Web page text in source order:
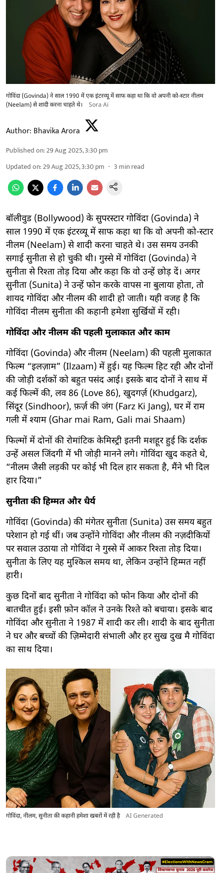
गोविंदा (Govinda) ने साल 1990 में एक इंटरव्यू में साफ कहा था कि वो अपनी को-स्टार नीलम
(Neelam) से शादी करना चाहते थे।
Sora Ai
Author: Bhavika Arora
Published on:29 Aug 2025, 3:30 pm
Updated on:29 Aug 2025, 3:30 pm 3 min read
बॉलीवुड (Bollywood) के सुपरस्टार गोविंदा (Govinda) ने
साल 1990 में एक इंटरव्यू में साफ कहा था कि वो अपनी को-स्टार
नीलम (Neelam) से शादी करना चाहते थे। उस समय उनकी
सगाई सुनीता से हो चुकी थी। गुस्से में गोविंदा (Govinda) ने
सुनीता से रिश्ता तोड़ दिया और कहा कि वो उन्हें छोड़ दें। अगर
सुनीता (Sunita) ने उन्हें फोन करके वापस ना बुलाया होता, तो
शायद गोविंदा और नीलम की शादी हो जाती। यही वजह है कि
गोविंदा नीलम सुनीता की कहानी हमेशा सुर्खियों में रही।
गोविंदा और नीलम की पहली मुलाकात और काम
गोविंदा (Govinda) और नीलम (Neelam) की पहली मुलाकात
फिल्म “इलज़ाम” (Ilzaam) में हुई। यह फिल्म हिट रही और दोनों
की जोड़ी दर्शकों को बहुत पसंद आई। इसके बाद दोनों ने साथ में
कई फिल्में की, लव 86 (Love 86), खुदगर्ज़ (Khudgarz),
सिंदूर (Sindhoor), फ़र्ज़ की जंग (Farz Ki Jang), घर में राम
गली में श्याम (Ghar mai Ram, Gali mai Shaam)
फिल्मों में दोनों की रोमांटिक केमिस्ट्री इतनी मशहूर हुई कि दर्शक
उन्हें असल जिंदगी में भी जोड़ी मानने लगे। गोविंदा खुद कहते थे,
“नीलम जैसी लड़की पर कोई भी दिल हार सकता है, मैंने भी दिल
हार दिया।”
सुनीता की हिम्मत और धैर्य
गोविंदा (Govinda) की मंगेतर सुनीता (Sunita) उस समय बहुत
परेशान हो गई थीं। जब उन्होंने गोविंदा और नीलम की नज़दीकियों
पर सवाल उठाया तो गोविंदा ने गुस्से में आकर रिश्ता तोड़ दिया।
सुनीता के लिए यह मुश्किल समय था, लेकिन उन्होंने हिम्मत नहीं
हारी।
कुछ दिनों बाद सुनीता ने गोविंदा को फोन किया और दोनों की
बातचीत हुई। इसी फ़ोन कॉल ने उनके रिश्ते को बचाया। इसके बाद
गोविंदा और सुनीता ने 1987 में शादी कर ली। शादी के बाद सुनीता
ने घर और बच्चों की ज़िम्मेदारी संभाली और हर सुख दुख मै गोविंदा
का साथ दिया।
गोविंदा, नीलम, सुनीता की कहानी हमेशा खबरों में रही है AI Generated